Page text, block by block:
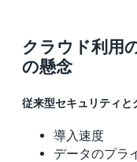
クラウド利用
の懸念
従来型セキュリティと
導入速度
データのプラ